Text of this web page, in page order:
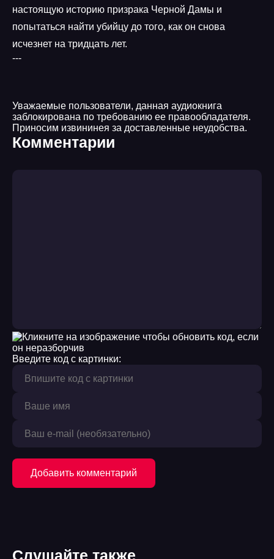
настоящую историю призрака Черной Дамы и
попытаться найти убийцу до того, как он снова
исчезнет на тридцать лет.
---
Уважаемые пользователи, данная аудиокнига
заблокирована по требованию ее правообладателя.
Приносим извининея за доставленные неудобства.
Комментарии
Введите код с картинки:
Добавить комментарий
Слушайте также